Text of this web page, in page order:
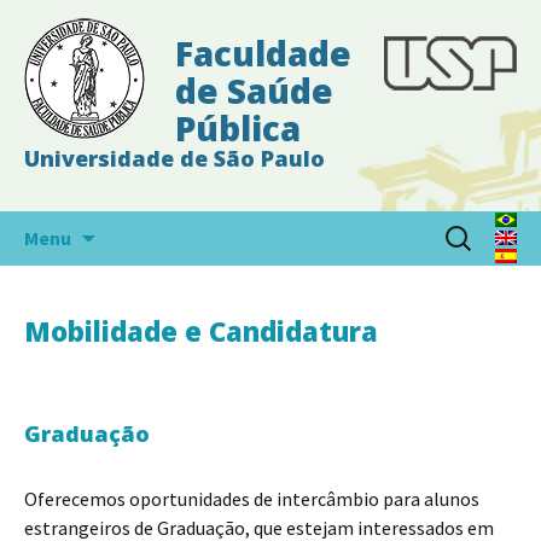
Faculdade
de Saúde
Pública
Universidade de São Paulo
Menu
Pesquisar
por:
Mobilidade e Candidatura
Graduação
Oferecemos oportunidades de intercâmbio para alunos
estrangeiros de Graduação, que estejam interessados em